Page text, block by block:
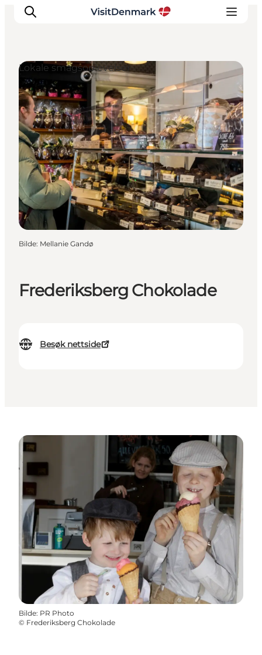
Inspirasjon
Reisemål
Aktiviteter
Overnatting
Planlegg reisen
Frederiksberg Chokolade
Besøk nettside
Lokale smagsoplevelser
Bilde: Mellanie Gandø
Bilde: PR Photo
© Frederiksberg Chokolade